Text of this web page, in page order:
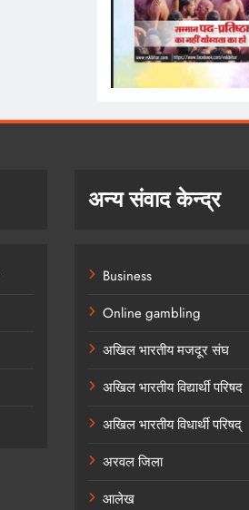
अन्य संवाद केन्द्र
Business
Online gambling
अखिल भारतीय मजदूर संघ
अखिल भारतीय विद्यार्थी परिषद
अखिल भारतीय विधार्थी परिषद्
अरवल जिला
आलेख